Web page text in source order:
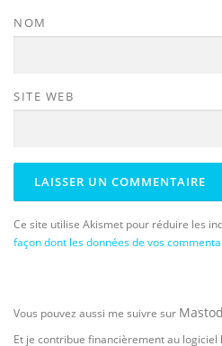
NOM
SITE WEB
Ce site utilise Akismet pour réduire les
façon dont les données de vos
Vous pouvez aussi me suivre sur
Et je contribue financièrement au logiciel